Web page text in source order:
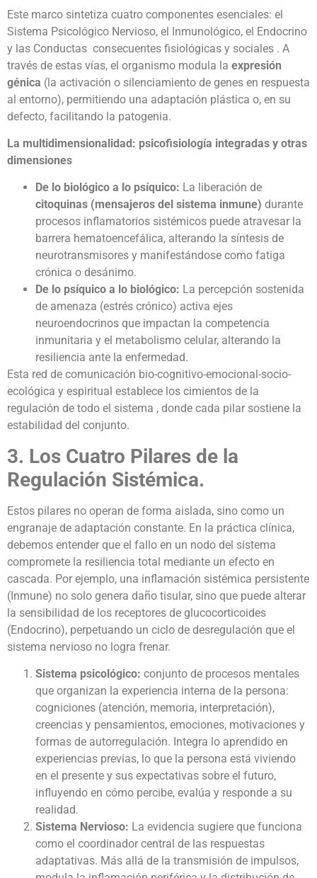
Este marco sintetiza cuatro componentes esenciales: el
Sistema Psicológico Nervioso, el Inmunológico, el Endocrino
y las Conductas consecuentes fisiológicas y sociales . A
través de estas vías, el organismo modula la expresión
génica (la activación o silenciamiento de genes en respuesta
al entorno), permitiendo una adaptación plástica o, en su
defecto, facilitando la patogenia.
La multidimensionalidad: psicofisiología integradas y otras
dimensiones
De lo biológico a lo psíquico: La liberación de
citoquinas (mensajeros del sistema inmune) durante
procesos inflamatorios sistémicos puede atravesar la
barrera hematoencefálica, alterando la síntesis de
neurotransmisores y manifestándose como fatiga
crónica o desánimo.
De lo psíquico a lo biológico: La percepción sostenida
de amenaza (estrés crónico) activa ejes
neuroendocrinos que impactan la competencia
inmunitaria y el metabolismo celular, alterando la
resiliencia ante la enfermedad.
Esta red de comunicación bio-cognitivo-emocional-socio-
ecológica y espiritual establece los cimientos de la
regulación de todo el sistema , donde cada pilar sostiene la
estabilidad del conjunto.
3. Los Cuatro Pilares de la
Regulación Sistémica.
Estos pilares no operan de forma aislada, sino como un
engranaje de adaptación constante. En la práctica clínica,
debemos entender que el fallo en un nodo del sistema
compromete la resiliencia total mediante un efecto en
cascada. Por ejemplo, una inflamación sistémica persistente
(Inmune) no solo genera daño tisular, sino que puede alterar
la sensibilidad de los receptores de glucocorticoides
(Endocrino), perpetuando un ciclo de desregulación que el
sistema nervioso no logra frenar.
Sistema psicológico: conjunto de procesos mentales
que organizan la experiencia interna de la persona:
cogniciones (atención, memoria, interpretación),
creencias y pensamientos, emociones, motivaciones y
formas de autorregulación. Integra lo aprendido en
experiencias previas, lo que la persona está viviendo
en el presente y sus expectativas sobre el futuro,
influyendo en cómo percibe, evalúa y responde a su
realidad.
Sistema Nervioso: La evidencia sugiere que funciona
como el coordinador central de las respuestas
adaptativas. Más allá de la transmisión de impulsos,